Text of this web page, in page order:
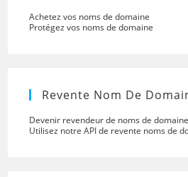
Achetez vos noms de domaine
Protégez vos noms de domaine
Revente Nom De
Devenir revendeur de noms de domaine
Utilisez notre API de revente noms de